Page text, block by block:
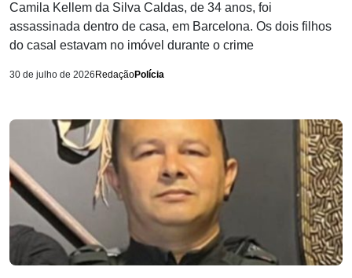
Camila Kellem da Silva Caldas, de 34 anos, foi
assassinada dentro de casa, em Barcelona. Os dois filhos
do casal estavam no imóvel durante o crime
30 de julho de 2026 RedaçãoPolícia